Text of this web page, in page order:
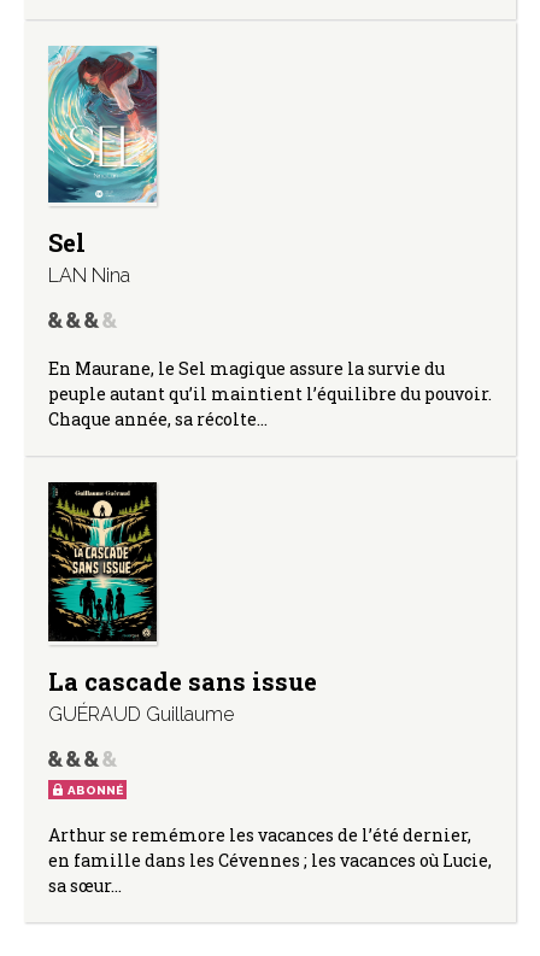
Sel
LAN Nina
En Maurane, le Sel magique assure la survie du
peuple autant qu’il maintient l’équilibre du pouvoir.
Chaque année, sa récolte…
La cascade sans issue
GUÉRAUD Guillaume
ABONNÉ
Arthur se remémore les vacances de l’été dernier,
en famille dans les Cévennes ; les vacances où Lucie,
sa sœur…